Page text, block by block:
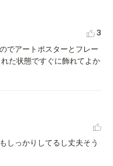
3
でアートポスターとフレー
た状態ですぐに飾れてよか
しっかりしてるし丈夫そう